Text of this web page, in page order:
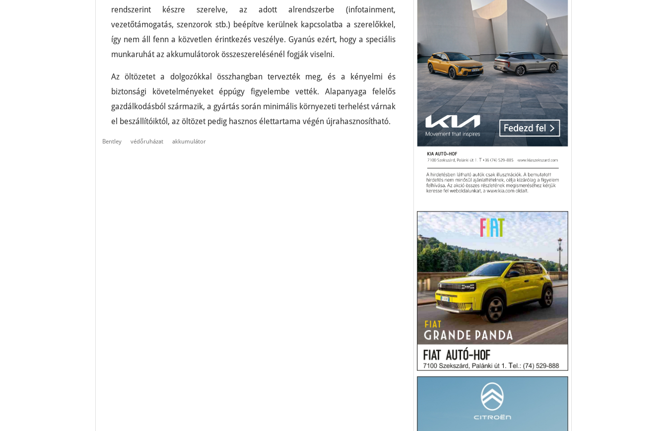
rendszerint készre szerelve, az adott alrendszerbe (infotainment,
vezetőtámogatás, szenzorok stb.) beépítve kerülnek kapcsolatba a szerelőkkel,
így nem áll fenn a közvetlen érintkezés veszélye. Gyanús ezért, hogy a speciális
munkaruhát az akkumulátorok összeszerelésénél fogják viselni.
Az öltözetet a dolgozókkal összhangban tervezték meg, és a kényelmi és
biztonsági követelményeket éppúgy figyelembe vették. Alapanyaga felelős
gazdálkodásból származik, a gyártás során minimális környezeti terhelést várnak
el beszállítóiktól, az öltözet pedig hasznos élettartama végén újrahasznosítható.
Bentley védőruházat akkumulátor